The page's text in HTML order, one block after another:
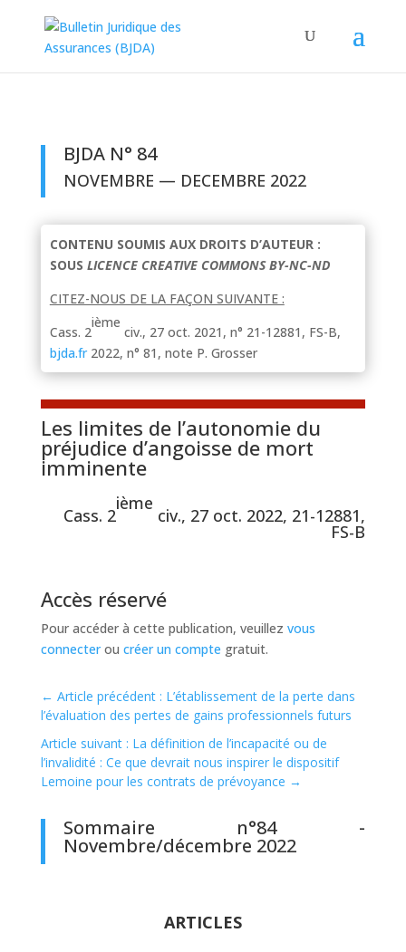
BJDA N° 84
NOVEMBRE — DECEMBRE 2022
CONTENU SOUMIS AUX DROITS D’AUTEUR :
SOUS LICENCE CREATIVE COMMONS BY-NC-ND
CITEZ-NOUS DE LA FAÇON SUIVANTE :
Cass. 2
ième
civ., 27 oct. 2021, n° 21-12881, FS-B,
bjda.fr2022, n° 81, note P. Grosser
Les limites de l’autonomie du
préjudice d’angoisse de mort
imminente
Cass. 2
ième
civ., 27 oct. 2022, 21-12881,
FS-B
Accès réservé
Pour accéder à cette publication, veuillez vous
connecterou créer un compte gratuit.
← Article précédent : L’établissement de la perte dans
l’évaluation des pertes de gains professionnels futurs
Article suivant : La définition de l’incapacité ou de
l’invalidité : Ce que devrait nous inspirer le dispositif
Lemoine pour les contrats de prévoyance →
Sommaire n°84 -
Novembre/décembre 2022
ARTICLES